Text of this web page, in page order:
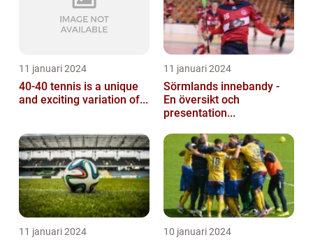
11 januari 2024
40-40 tennis is a unique
and exciting variation of...
11 januari 2024
Sörmlands innebandy -
En översikt och
presentation...
11 januari 2024 10 januari 2024